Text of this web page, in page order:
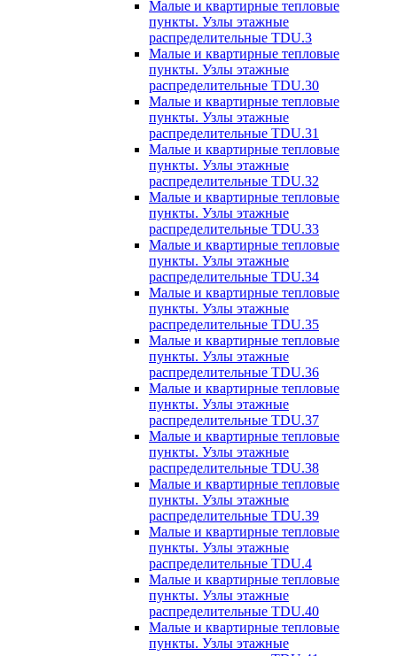
Малые и квартирные тепловые
пункты. Узлы этажные
распределительные TDU.3
Малые и квартирные тепловые
пункты. Узлы этажные
распределительные TDU.30
Малые и квартирные тепловые
пункты. Узлы этажные
распределительные TDU.31
Малые и квартирные тепловые
пункты. Узлы этажные
распределительные TDU.32
Малые и квартирные тепловые
пункты. Узлы этажные
распределительные TDU.33
Малые и квартирные тепловые
пункты. Узлы этажные
распределительные TDU.34
Малые и квартирные тепловые
пункты. Узлы этажные
распределительные TDU.35
Малые и квартирные тепловые
пункты. Узлы этажные
распределительные TDU.36
Малые и квартирные тепловые
пункты. Узлы этажные
распределительные TDU.37
Малые и квартирные тепловые
пункты. Узлы этажные
распределительные TDU.38
Малые и квартирные тепловые
пункты. Узлы этажные
распределительные TDU.39
Малые и квартирные тепловые
пункты. Узлы этажные
распределительные TDU.4
Малые и квартирные тепловые
пункты. Узлы этажные
распределительные TDU.40
Малые и квартирные тепловые
пункты. Узлы этажные